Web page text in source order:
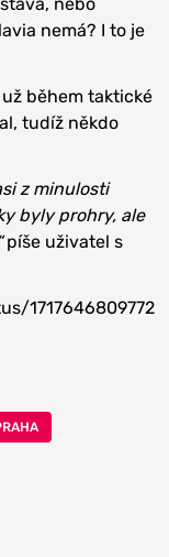
nemá? I to je
během taktické
tudíž někdo
z minulosti
byly prohry, ale
píše uživatel s
1717646809772